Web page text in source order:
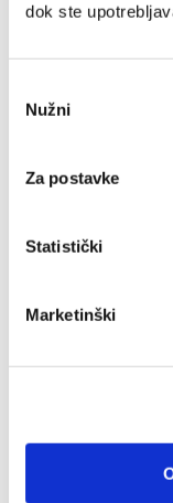
dok ste
pristanka
Nužni
Za postavke
Statistički
Marketinški